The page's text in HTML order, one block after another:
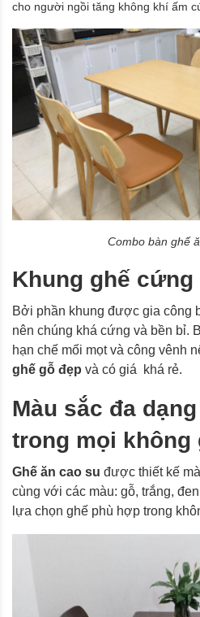
cho người ngồi tăng không khí ấm
Combo bàn ghế
Khung ghế
Bởi phần khung được gia công
nên chúng khá cứng và bền bỉ.
hạn chế mối mọt và công vênh
ghế gỗ đẹp và có giá khá rẻ.
Màu sắc đa
trong mọi không
Ghế ăn cao su được thiết kế
cùng với các màu: gỗ, trắng,
lựa chọn ghế phù hợp trong